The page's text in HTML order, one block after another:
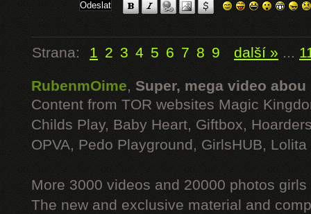
Strana: 1 2 3 4 5 6 7 8 9 další » ...
RubenmOime, Super, mega video abou
Content from TOR websites Magic
Childs Play, Baby Heart, Giftbox,
OPVA, Pedo Playground, GirlsHUB, Lolita
More 3000 videos and 20000 photos
The new and exclusive material and